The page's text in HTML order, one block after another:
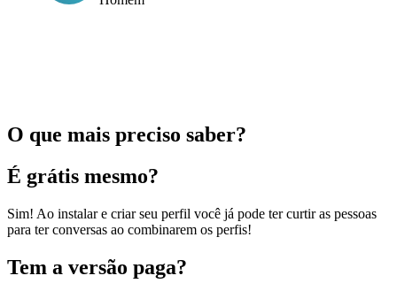
O que mais preciso saber?
É grátis mesmo?
Sim! Ao instalar e criar seu perfil você já pode ter curtir as pessoas
para ter conversas ao combinarem os perfis!
Tem a versão paga?